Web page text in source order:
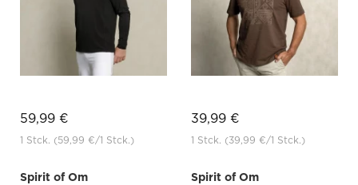
59,99 €
1 Stck. (59,99 €/1 Stck.)
39,99 €
1 Stck. (39,99 €/1 Stck.)
Spirit of Om
Spirit of Om